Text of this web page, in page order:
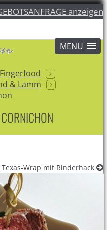
anzeigen
& Lamm
Texas-Wrap mit Rinderhack